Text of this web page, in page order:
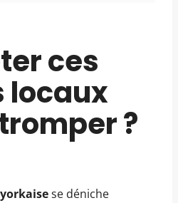
ces
locaux
?
se déniche